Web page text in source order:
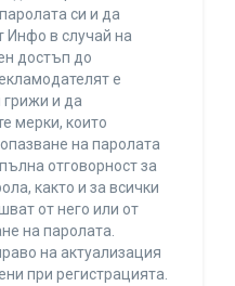
си и да
Инфо в случай на
достъп до
е
и да
мерки, които
на паролата
отговорност за
както и за всички
от него или от
на паролата.
на актуализация
при регистрацията.